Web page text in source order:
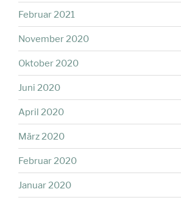
Februar 2021
November 2020
Oktober 2020
Juni 2020
April 2020
März 2020
Februar 2020
Januar 2020